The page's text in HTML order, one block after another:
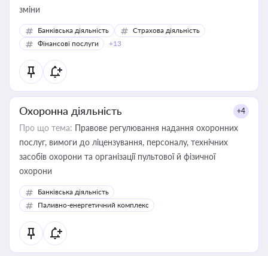
зміни
Банківська діяльність
Страхова діяльність
Фінансові послуги
+13
Охоронна діяльність +4
Про що тема: Правове регулювання надання охоронних
послуг, вимоги до ліцензування, персоналу, технічних
засобів охорони та організації пультової й фізичної
охорони
Банківська діяльність
Паливно-енергетичний комплекс